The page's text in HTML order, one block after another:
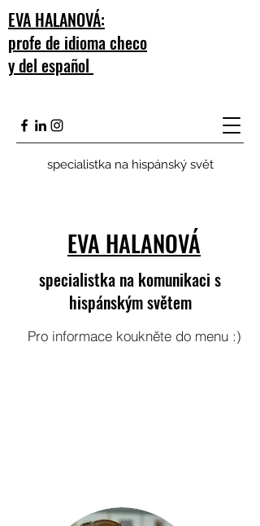
specialistka na hispánský svět
EVA HALANOVÁ:
profe de idioma checo
y del español
EVA HALANOVÁ
specialistka na komunikaci s
hispánským světem
Pro informace koukněte do menu :)